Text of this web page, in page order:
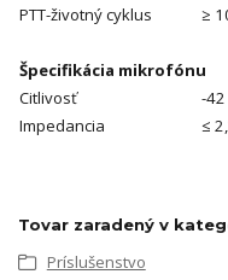
PTT-životný cyklus
≥
Špecifikácia mikrofónu
Citlivosť
-42
Impedancia
≤
Tovar zaradený v
Príslušenstvo